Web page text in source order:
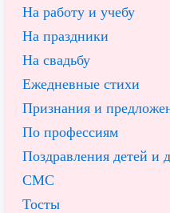
На работу и учебу
На праздники
На свадьбу
Ежедневные стихи
Признания и
По профессиям
Поздравления детей и
СМС
Тосты